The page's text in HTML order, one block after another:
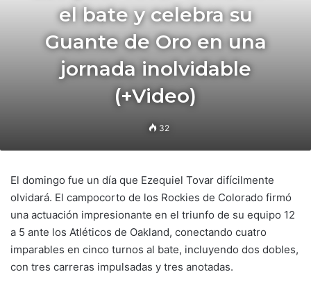
el bate y celebra su
Guante de Oro en una
jornada inolvidable
(+Video)
32
El domingo fue un día que Ezequiel Tovar difícilmente
olvidará. El campocorto de los Rockies de Colorado firmó
una actuación impresionante en el triunfo de su equipo 12
a 5 ante los Atléticos de Oakland, conectando cuatro
imparables en cinco turnos al bate, incluyendo dos dobles,
con tres carreras impulsadas y tres anotadas.